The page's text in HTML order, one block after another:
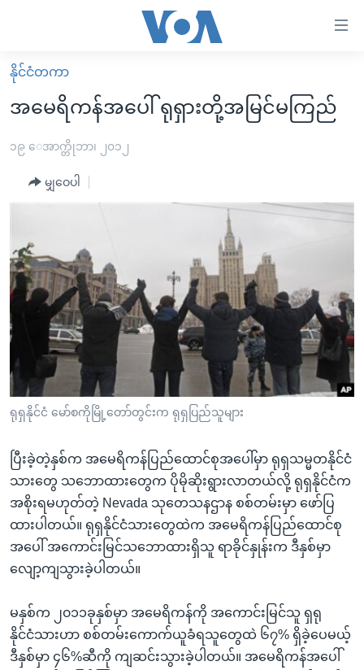
လွယ်ကူ
စေ
Link
များ
သို့
ကျော်
ကြည့်
ရန်
ပင်မ
အ
စာမျက်နှာ
ကျော်
ကြည့်
ရန်
ရှာဖွေ
ရန်
နေရာ
ကျော်
ရန်
မူလစာမျက်နှာ
မြန်မာ
ကမ္ဘာ့သတင်းများ
နိုင်ငံတကာ
အမေရိကန်
အစ္စရေး-ပါလက်စတိုင်း
သတင်းလွတ်လပ်ခွင့်
အင်္ဂလိပ်စာလေ့လာမယ်
အမေရိကန်သုံးအီဒီယံ
မကြေးမုံရဲ့ အင်္ဂလိပ်စာ
ရုပ်ရှင်ထဲက အင်္ဂလိပ်စာ
သုတပဒေသာ အင်္ဂလိပ်စာ
အပတ်စဉ်ကဏ္ဍများ
ရေဒီယို
ရေဒီယိုနှင့်ရုပ်သံ အချက်အလက်များ
ရေဒီယို/တီဗွီအစီအစဉ်
Learning English
ဘာသာစကားများ
နိုင်ငံတကာ
အမေရိကန်အပေါ် ရုရှားတို့အမြင်မကြည်
၁၉ ေအာက္တိုဘာ၊ ၂၀၁၂
မျှဝေပါ
ရုရှနိုင်ငံ မော်စကိုမြို့တော်တွင်းက ရုရှပြည်သူများ
ပြီးခဲ့တဲ့နှစ်က အမေရိကန်ပြည်ထောင်စုအပေါ်မှာ ရုရှသမ္မတနိုင်ငံ
သားတွေ သဘောထားတွေက ပိုမိုဆိုးရွားလာတယ်လို့ ရုရှနိုင်ငံက
အစိုးရမဟုတ်တဲ့ Nevada သုတေသနဌာန စစ်တမ်းမှာ ဖော်ပြ
ထားပါတယ်။ ရုရှနိုင်ငံသားတွေထဲက အမေရိကန်ပြည်ထောင်စု
အပေါ် အကောင်းမြင်သဘောထားရှိသူ ရာခိုင်နှုန်းက ဒီနှစ်မှာ
လျော့ကျသွားခဲ့ပါတယ်။
မနှစ်က ၂၀၁၁ခုနှစ်မှာ အမေရိကန်ကို အကောင်းမြင်သူ ရှရု
နိုင်ငံသားဟာ စစ်တမ်းကောက်ယူခံရသူတွေထဲ ၆၇% ရှိခဲ့ပေမယ့်
ဒီနှစ်မှာ ၄၆%ဆီကို ကျဆင်းသွားခဲ့ပါတယ်။ အမေရိကန်အပေါ်